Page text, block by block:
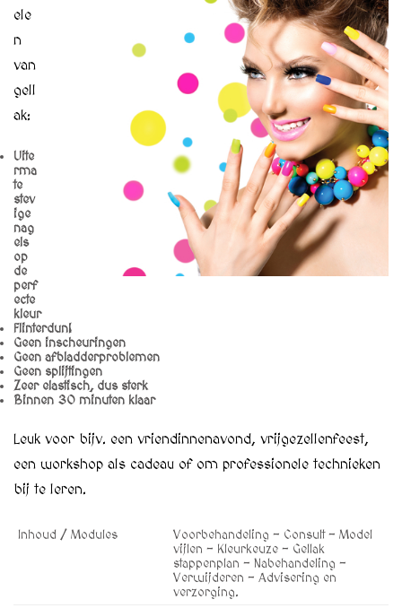
ele
n
van
gell
ak:
Uite
rma
te
stev
ige
nag
els
op
de
perf
ecte
kleur
Flinterdun!
Geen inscheuringen
Geen afbladderproblemen
Geen splijtingen
Zeer elastisch, dus sterk
Binnen 30 minuten klaar
Leuk voor bijv. een vriendinnenavond, vrijgezellenfeest,
een workshop als cadeau of om professionele technieken
bij te leren.
Inhoud / Modules
Voorbehandeling - Consult - Model
vijlen - Kleurkeuze - Gellak
stappenplan - Nabehandeling -
Verwijderen - Advisering en
verzorging.